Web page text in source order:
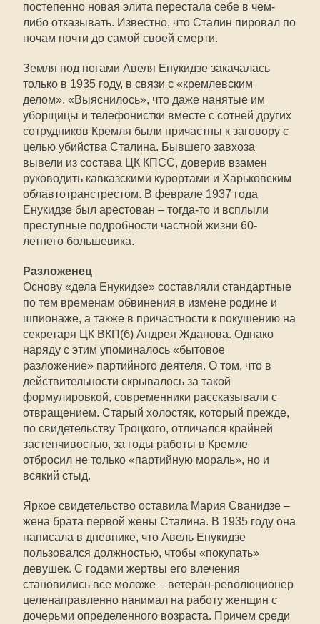
постепенно новая элита перестала себе в чем-
либо отказывать. Известно, что Сталин пировал по
ночам почти до самой своей смерти.
Земля под ногами Авеля Енукидзе закачалась
только в 1935 году, в связи с «кремлевским
делом». «Выяснилось», что даже нанятые им
уборщицы и телефонистки вместе с сотней других
сотрудников Кремля были причастны к заговору с
целью убийства Сталина. Бывшего завхоза
вывели из состава ЦК КПСС, доверив взамен
руководить кавказскими курортами и Харьковским
облавтотранстрестом. В феврале 1937 года
Енукидзе был арестован – тогда-то и всплыли
преступные подробности частной жизни 60-
летнего большевика.
Разложенец
Основу «дела Енукидзе» составляли стандартные
по тем временам обвинения в измене родине и
шпионаже, а также в причастности к покушению на
секретаря ЦК ВКП(б) Андрея Жданова. Однако
наряду с этим упоминалось «бытовое
разложение» партийного деятеля. О том, что в
действительности скрывалось за такой
формулировкой, современники рассказывали с
отвращением. Старый холостяк, который прежде,
по свидетельству Троцкого, отличался крайней
застенчивостью, за годы работы в Кремле
отбросил не только «партийную мораль», но и
всякий стыд.
Яркое свидетельство оставила Мария Сванидзе –
жена брата первой жены Сталина. В 1935 году она
написала в дневнике, что Авель Енукидзе
пользовался должностью, чтобы «покупать»
девушек. С годами жертвы его влечения
становились все моложе – ветеран-революционер
целенаправленно нанимал на работу женщин с
дочерьми определенного возраста. Причем среди